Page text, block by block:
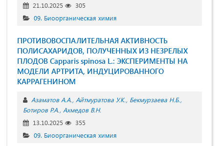
21.10.2025
305
09. Биоорганическая химия
ПРОТИВОВОСПАЛИТЕЛЬНАЯ АКТИВНОСТЬ
ПОЛИСАХАРИДОВ, ПОЛУЧЕННЫХ ИЗ НЕЗРЕЛЫХ
ПЛОДОВ Capparis spinosa L.: ЭКСПЕРИМЕНТЫ НА
МОДЕЛИ АРТРИТА, ИНДУЦИРОВАННОГО
КАРРАГЕНИНОМ
Азаматов А.А. Айтмуратова У.К. Бекмурзаева Н.Б.
Ботиров Р.А. Ахмедов В.Н.
13.10.2025
355
09. Биоорганическая химия